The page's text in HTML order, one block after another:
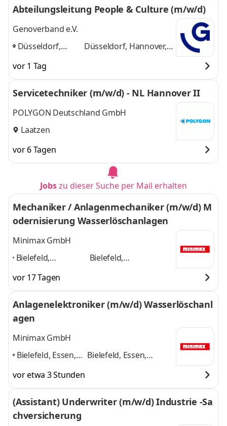
Abteilungsleitung People & Culture (m/w/d)
Genoverband e.V.
Düsseldorf,
Isenburg
Düsseldorf, Hannover,
vor 1 Tag
Servicetechniker (m/w/d) - NL Hannover II
POLYGON Deutschland GmbH
Laatzen
vor 6 Tagen
Jobszu dieser Suche per Mail erhalten
Mechaniker / Anlagenmechaniker (m/w/d) M
odernisierung Wasserlöschanlagen
Minimax GmbH
Bielefeld,
Göttingen,
Hannover,
Hildesheim, Kassel,
Paderborn,
Bielefeld,
Hildesheim, Kassel,
Paderborn, Salzgitter
vor 17 Tagen
Anlagenelektroniker (m/w/d) Wasserlöschanl
agen
Minimax GmbH
Bielefeld, Essen,
Hannover,
Münster,
Paderborn,
Bielefeld, Essen,
und 4 weitere
vor etwa 3 Stunden
(Assistant) Underwriter (m/w/d) Industrie -Sa
chversicherung